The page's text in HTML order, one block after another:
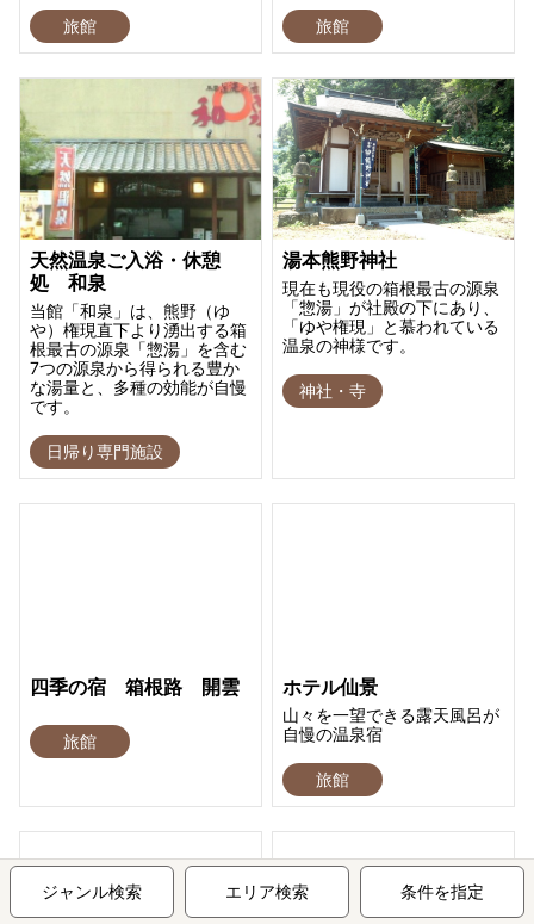
旅館 旅館
天然温泉ご入浴・休憩
処 和泉
当館「和泉」は、熊野（ゆ
や）権現直下より湧出する箱
根最古の源泉「惣湯」を含む
7つの源泉から得られる豊か
な湯量と、多種の効能が自慢
です。
日帰り専門施設
湯本熊野神社
現在も現役の箱根最古の源泉
「惣湯」が社殿の下にあり、
「ゆや権現」と慕われている
温泉の神様です。
神社・寺
四季の宿 箱根路 開雲
旅館
ホテル仙景
山々を一望できる露天風呂が
自慢の温泉宿
旅館
ジャンル検索 エリア検索 条件を指定